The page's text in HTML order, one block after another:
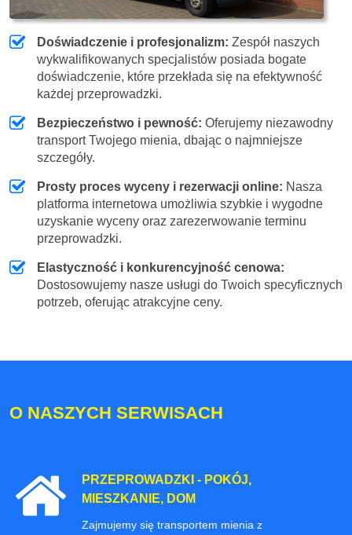
Doświadczenie i profesjonalizm: Zespół naszych
wykwalifikowanych specjalistów posiada bogate
doświadczenie, które przekłada się na efektywność
każdej przeprowadzki.
Bezpieczeństwo i pewność: Oferujemy niezawodny
transport Twojego mienia, dbając o najmniejsze
szczegóły.
Prosty proces wyceny i rezerwacji online: Nasza
platforma internetowa umożliwia szybkie i wygodne
uzyskanie wyceny oraz zarezerwowanie terminu
przeprowadzki.
Elastyczność i konkurencyjność cenowa:
Dostosowujemy nasze usługi do Twoich specyficznych
potrzeb, oferując atrakcyjne ceny.
O NASZYCH SERWISACH
PRZEPROWADZKI - POKÓJ,
MIESZKANIE, DOM
Zajmujemy się transportem mienia z